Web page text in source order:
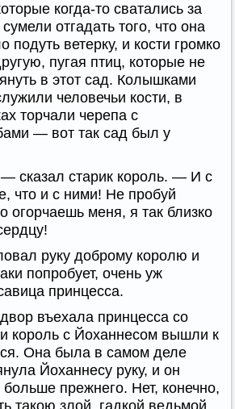
когда-то сватались за
отгадать того, что она
подуть ветерку, и кости громко
пугая птиц, которые не
в этот сад. Колышками
человечьи кости, в
торчали черепа с
— вот так сад был у
сказал старик король. — И с
что и с ними! Не пробуй
огорчаешь меня, я так близко
руку доброму королю и
попробует, очень уж
принцесса.
въехала принцесса со
король с Йоханнесом вышли к
Она была в самом деле
Йоханнесу руку, и он
прежнего. Нет, конечно,
такою злой, гадкой ведьмой,